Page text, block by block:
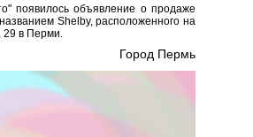
появилось объявление о продаже
Shelby, расположенного на
29 в Перми.
Город Пермь